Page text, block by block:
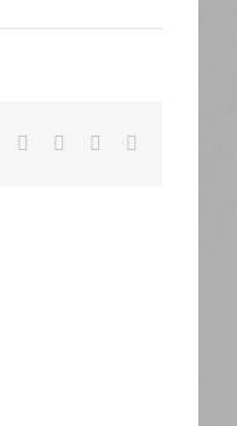
LinkedIn
TumblrPinterest